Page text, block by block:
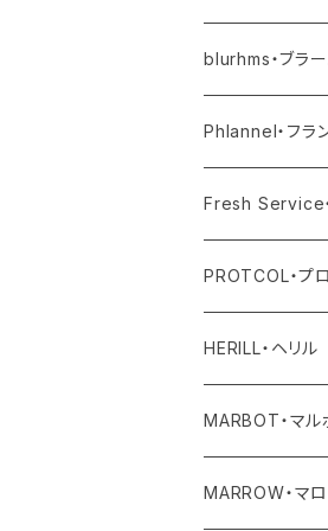
その他
blurhms・ブラ
アウター
トップス
ボトム
ワンピース・オー
その他
Phlannel・フラ
アウター
トップス
ボトム
ワンピース・サロ
その他
Fresh Service
アウター
トップス
ボトム
その他
PROTCOL・プ
バッグ
その他
HERILL・ヘリル
アウター
トップス
MARBOT・マル
シューズ
MARROW・マ